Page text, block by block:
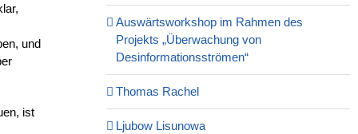
und
ist
Auswärtsworkshop im Rahmen des
Projekts „Überwachung von
Desinformationsströmen“
Thomas Rachel
Ljubow Lisunowa